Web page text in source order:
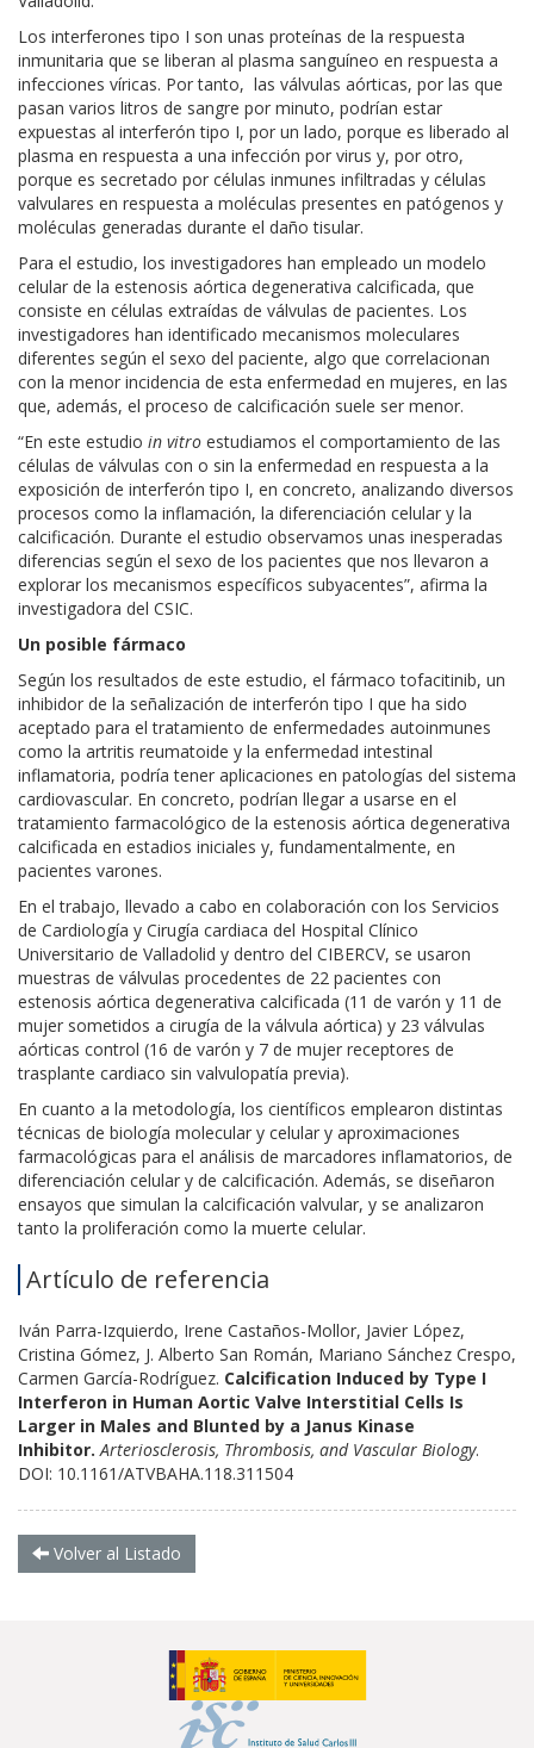
Los interferones tipo I son unas proteínas de la respuesta
inmunitaria que se liberan al plasma sanguíneo en respuesta a
infecciones víricas. Por tanto, las válvulas aórticas, por las que
pasan varios litros de sangre por minuto, podrían estar
expuestas al interferón tipo I, por un lado, porque es liberado al
plasma en respuesta a una infección por virus y, por otro,
porque es secretado por células inmunes infiltradas y células
valvulares en respuesta a moléculas presentes en patógenos y
moléculas generadas durante el daño tisular.
Para el estudio, los investigadores han empleado un modelo
celular de la estenosis aórtica degenerativa calcificada, que
consiste en células extraídas de válvulas de pacientes. Los
investigadores han identificado mecanismos moleculares
diferentes según el sexo del paciente, algo que correlacionan
con la menor incidencia de esta enfermedad en mujeres, en las
que, además, el proceso de calcificación suele ser menor.
“En este estudio in vitro estudiamos el comportamiento de las
células de válvulas con o sin la enfermedad en respuesta a la
exposición de interferón tipo I, en concreto, analizando diversos
procesos como la inflamación, la diferenciación celular y la
calcificación. Durante el estudio observamos unas inesperadas
diferencias según el sexo de los pacientes que nos llevaron a
explorar los mecanismos específicos subyacentes”, afirma la
investigadora del CSIC.
Un posible fármaco
Según los resultados de este estudio, el fármaco tofacitinib, un
inhibidor de la señalización de interferón tipo I que ha sido
aceptado para el tratamiento de enfermedades autoinmunes
como la artritis reumatoide y la enfermedad intestinal
inflamatoria, podría tener aplicaciones en patologías del sistema
cardiovascular. En concreto, podrían llegar a usarse en el
tratamiento farmacológico de la estenosis aórtica degenerativa
calcificada en estadios iniciales y, fundamentalmente, en
pacientes varones.
En el trabajo, llevado a cabo en colaboración con los Servicios
de Cardiología y Cirugía cardiaca del Hospital Clínico
Universitario de Valladolid y dentro del CIBERCV, se usaron
muestras de válvulas procedentes de 22 pacientes con
estenosis aórtica degenerativa calcificada (11 de varón y 11 de
mujer sometidos a cirugía de la válvula aórtica) y 23 válvulas
aórticas control (16 de varón y 7 de mujer receptores de
trasplante cardiaco sin valvulopatía previa).
En cuanto a la metodología, los científicos emplearon distintas
técnicas de biología molecular y celular y aproximaciones
farmacológicas para el análisis de marcadores inflamatorios, de
diferenciación celular y de calcificación. Además, se diseñaron
ensayos que simulan la calcificación valvular, y se analizaron
tanto la proliferación como la muerte celular.
Artículo de referencia
Iván Parra-Izquierdo, Irene Castaños-Mollor, Javier López,
Cristina Gómez, J. Alberto San Román, Mariano Sánchez Crespo,
Carmen García-Rodríguez. Calcification Induced by Type I
Interferon in Human Aortic Valve Interstitial Cells Is
Larger in Males and Blunted by a Janus Kinase
Inhibitor. Arteriosclerosis, Thrombosis, and Vascular Biology.
DOI: 10.1161/ATVBAHA.118.311504
Volver al Listado